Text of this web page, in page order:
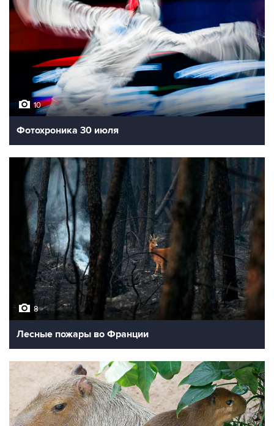
10
Фотохроника 30 июля
8
Лесные пожары во Франции